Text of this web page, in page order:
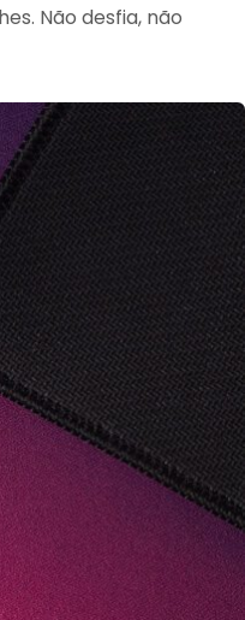
Não desfia, não